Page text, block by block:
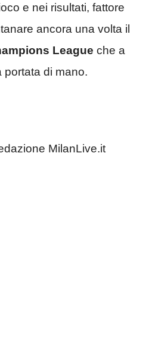
e nei risultati, fattore
ancora una volta il
League che a
portata di mano.
MilanLive.it